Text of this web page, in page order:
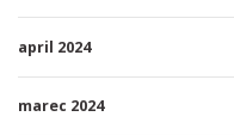
april 2024
marec 2024